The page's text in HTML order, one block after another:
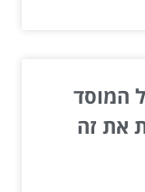
המוסד
את זה